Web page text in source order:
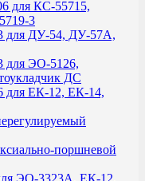
для КС-55715,
3
для ДУ-54, ДУ-57А,
для ЭО-5126,
ДС
для ЕК-12, ЕК-14,
поршневой